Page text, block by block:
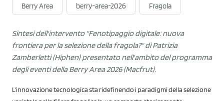
Berry Area berry-area-2026 Fragola
Sintesi dell'intervento "Fenotipaggio digitale: nuova
frontiera per la selezione della fragola?" di Patrizia
Zamberletti (Hiphen) presentato nell'ambito del programma
degli eventi della Berry Area 2026 (Macfrut).
L'innovazione tecnologica sta ridefinendo i paradigmi della selezione